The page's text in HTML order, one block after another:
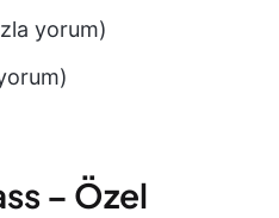
yorum)
– Özel